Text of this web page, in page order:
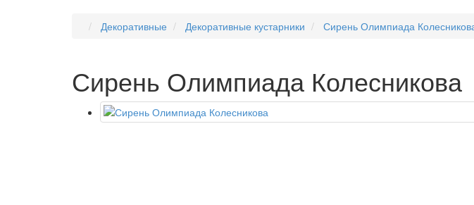
Декоративные Декоративные кустарники Сирень Олимпиада
Сирень Олимпиада Колесникова